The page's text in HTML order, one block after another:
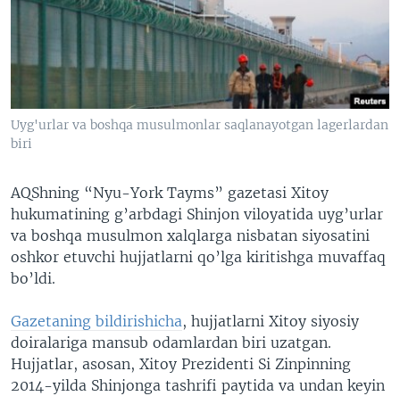
ODNOKLASSNIKI
SOUNDCLOUD
VOA
Uyg'urlar va boshqa musulmonlar saqlanayotgan lagerlardan
biri
AQShning “Nyu-York Tayms” gazetasi Xitoy
hukumatining g’arbdagi Shinjon viloyatida uyg’urlar
va boshqa musulmon xalqlarga nisbatan siyosatini
oshkor etuvchi hujjatlarni qo’lga kiritishga muvaffaq
bo’ldi.
Gazetaning bildirishicha, hujjatlarni Xitoy siyosiy
doiralariga mansub odamlardan biri uzatgan.
Hujjatlar, asosan, Xitoy Prezidenti Si Zinpinning
2014-yilda Shinjonga tashrifi paytida va undan keyin